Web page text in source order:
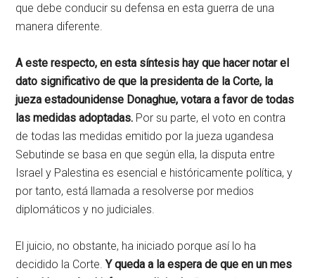
que debe conducir su defensa en esta guerra de una
manera diferente.
A este respecto, en esta síntesis hay que hacer notar el
dato significativo de que la presidenta de la Corte, la
jueza estadounidense Donaghue, votara a favor de todas
las medidas adoptadas. Por su parte, el voto en contra
de todas las medidas emitido por la jueza ugandesa
Sebutinde se basa en que según ella, la disputa entre
Israel y Palestina es esencial e históricamente política, y
por tanto, está llamada a resolverse por medios
diplomáticos y no judiciales.
El juicio, no obstante, ha iniciado porque así lo ha
decidido la Corte.Y queda a la espera de que en un mes